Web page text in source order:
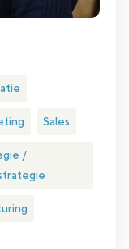
Sales
/